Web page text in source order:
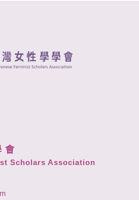
會
Scholars Association